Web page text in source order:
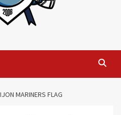
MARINERS FLAG